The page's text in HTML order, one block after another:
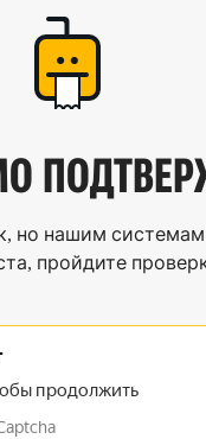
но нашим
пройдите